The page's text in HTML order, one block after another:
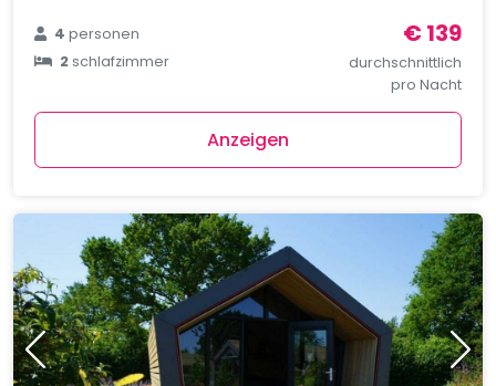
4personen
2schlafzimmer
€ 139
durchschnittlich
pro Nacht
Anzeigen